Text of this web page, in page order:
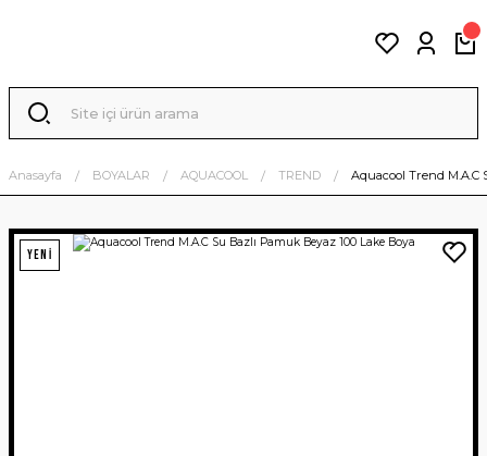
Anasayfa BOYALAR AQUACOOL TREND Aquacool Trend M.A.C
YENİ